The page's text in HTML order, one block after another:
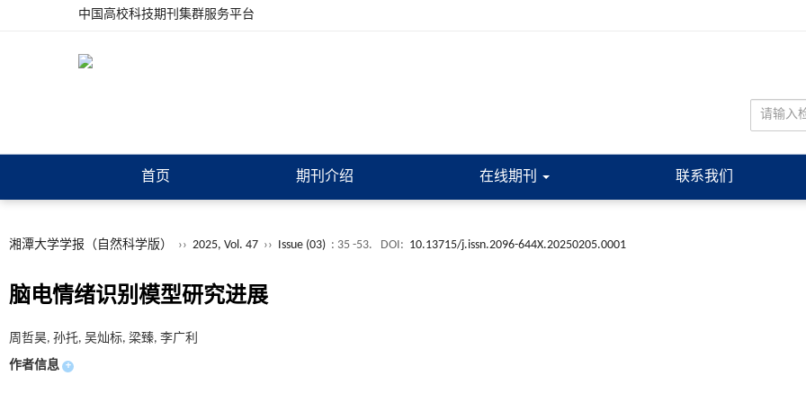
中国高校科技期刊集群服务平台
首页 期刊介绍 在线期刊 联系我们
湘潭大学学报（自然科学版） ›› 2025, Vol. 47 ›› Issue (03) : 35 -53. DOI: 10.13715/j.issn.2096-644X.20250205.0001
脑电情绪识别模型研究进展
周哲昊, 孙托, 吴灿标, 梁臻, 李广利
作者信息 +